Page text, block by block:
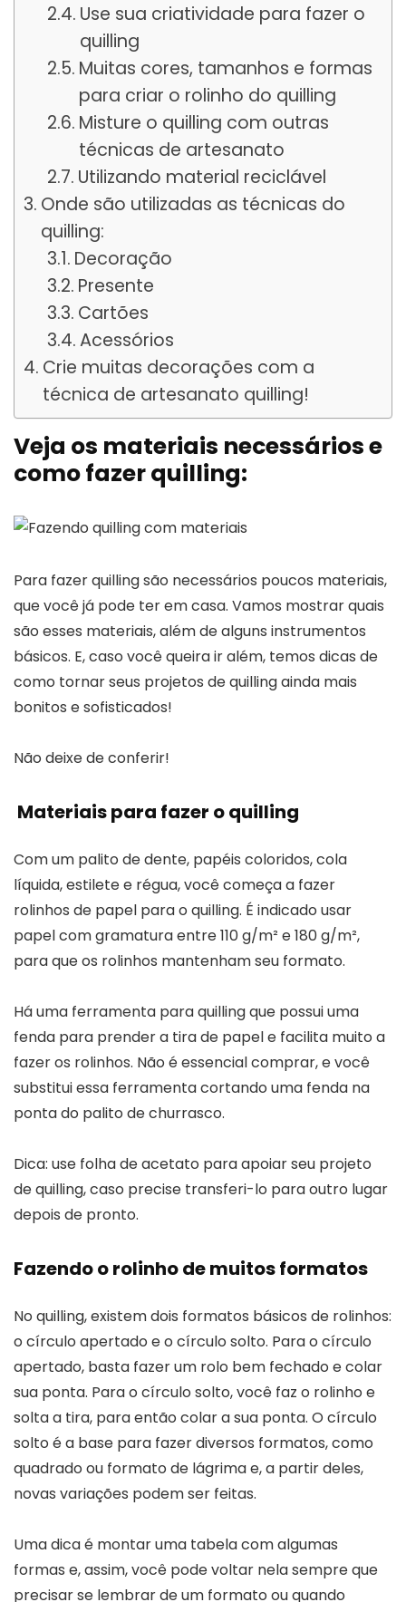
Use sua criatividade para fazer o
quilling
Muitas cores, tamanhos e formas
para criar o rolinho do quilling
Misture o quilling com outras
técnicas de artesanato
Utilizando material reciclável
Onde são utilizadas as técnicas do
quilling:
Decoração
Presente
Cartões
Acessórios
Crie muitas decorações com a
técnica de artesanato quilling!
Veja os materiais necessários e
como fazer quilling:
Para fazer quilling são necessários poucos materiais,
que você já pode ter em casa. Vamos mostrar quais
são esses materiais, além de alguns instrumentos
básicos. E, caso você queira ir além, temos dicas de
como tornar seus projetos de quilling ainda mais
bonitos e sofisticados!
Não deixe de conferir!
Materiais para fazer o quilling
Com um palito de dente, papéis coloridos, cola
líquida, estilete e régua, você começa a fazer
rolinhos de papel para o quilling. É indicado usar
papel com gramatura entre 110 g/m² e 180 g/m²,
para que os rolinhos mantenham seu formato.
Há uma ferramenta para quilling que possui uma
fenda para prender a tira de papel e facilita muito a
fazer os rolinhos. Não é essencial comprar, e você
substitui essa ferramenta cortando uma fenda na
ponta do palito de churrasco.
Dica: use folha de acetato para apoiar seu projeto
de quilling, caso precise transferi-lo para outro lugar
depois de pronto.
Fazendo o rolinho de muitos formatos
No quilling, existem dois formatos básicos de rolinhos:
o círculo apertado e o círculo solto. Para o círculo
apertado, basta fazer um rolo bem fechado e colar
sua ponta. Para o círculo solto, você faz o rolinho e
solta a tira, para então colar a sua ponta. O círculo
solto é a base para fazer diversos formatos, como
quadrado ou formato de lágrima e, a partir deles,
novas variações podem ser feitas.
Uma dica é montar uma tabela com algumas
formas e, assim, você pode voltar nela sempre que
precisar se lembrar de um formato ou quando